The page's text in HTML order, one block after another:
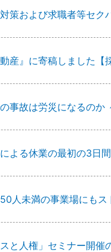
策および求職者等セク
動産』に寄稿しました
事故は労災になるのか
よる休業の最初の3日
人未満の事業場にも
スと人権」セミナー開